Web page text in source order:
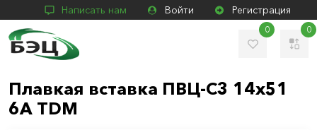
Написать нам Войти Регистрация
0 0
Плавкая вставка ПВЦ-С3 14х51
6А TDM